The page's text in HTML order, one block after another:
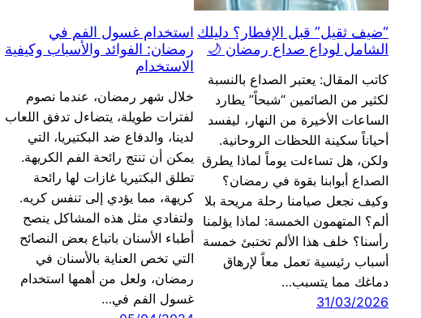
“ضيف ثقيل” قبل الإفطار؟ دليلك
الشامل لوداع صداع رمضان 🌙
كاتب المقال: يعتبر الصداع بالنسبة
لكثير من الصائمين “شبحاً” يطارد
الساعات الأخيرة من النهار، ليفسد
أحياناً سكينة اللحظات الروحانية.
ولكن، هل تساءلت يوماً لماذا يطرق
الصداع أبوابنا بقوة في رمضان؟
وكيف نجعل صيامنا رحلة مريحة بلا
ألم؟ المتهمون الخمسة: لماذا يؤلمنا
رأسنا؟ خلف هذا الألم تختبئ خمسة
أسباب رئيسية تعمل معاً لإرهاق
دماغك مما يتسبب…
31/03/2026
استخدام غسول الفم في
رمضان: الفوائد والأسباب وكيفية
الاستخدام
خلال شهر رمضان، عندما نصوم
لفترات طويلة، يتضاءل تدفق اللعاب
لدينا، والدفاع ضد البكتيريا، التي
يمكن أن تنتج رائحة الفم الكريهة.
تطلق البكتيريا غازات لها رائحة
كريهة، مما يؤدي إلى تنفس كريه.
ولتفادي مثل هذه المشاكل ينصح
أطباء الأسنان باتباع بعض النصائح
التي تخص العناية بالأسنان في
رمضان، ولعل من أهمها استخدام
غسول الفم في…